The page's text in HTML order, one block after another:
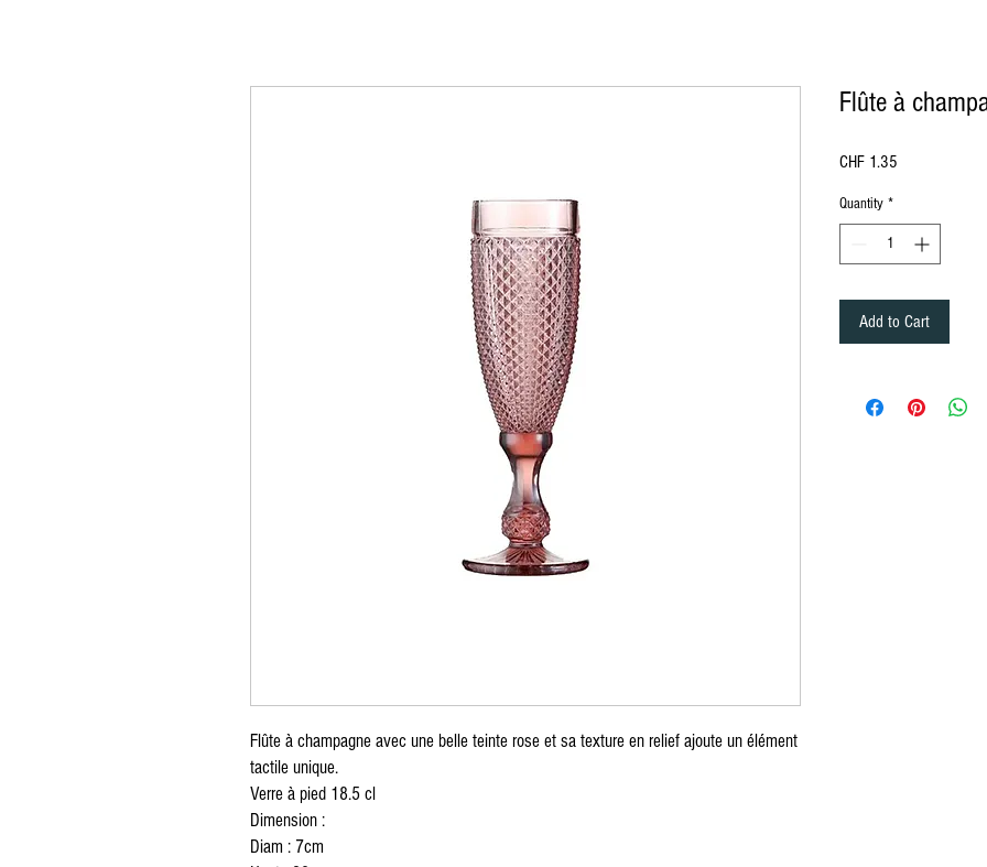
locations évènementielle Lausanne Berne Fribourg Zürich, location de mobilier à Lausanne Berne Fribourg Zürich
, location de chaise à Lausanne Berne Fribourg Zürich, location de
décorations Lausanne Berne Fribourg Zürich, Location de mobilier en Suisse, Location de mobilier Lausanne, Location de mobilier à Montreux, Location de mobilier à Zurich, Location de mobilier en Valais, Location
mobilier Nyon, Location de mobilier à Genève, Location de mobilier à Bern, Location de mobilier à Bale, Location de mobilier à Saint-Moritz, Location de mobilier à Davos, Location de mobilier Gstaad, Location de
mobilier à Vevey, Location de mobilier à Yverdon, Location de mobilier au Grison, Location de mobilier au Jura, Location de mobilier à Paris, Location de mobilier à Delémont, Location de mobilier Lausanne, Location
Intérieures, Location de mobilier Appenzell Rhodes-Extérieures, Location de mobilier Bâle-Campagne, Location de mobilier Liestal, Location de mobilier Fribourg, Location de mobilier Glaris, Location de mobilier
Location de mobilier Obwald, Location de mobilier Saint-Gall, Location de mobilier Schaffhouse, Location de mobilier Sarnen, Location de mobilier Stans, Location de mobilier Coire, Location de mobilier Liestal,
mobilier Schwytz, Location de mobilier Thurgovie, Location de mobilier Frauenfeld, Location de mobilier Tessin, Location de mobilier Bellinzone, Location de mobilier Uri, Location de mobilier Altdorf, Location de
Location de mobilier, Table Ronde, Table rectangulaire, Table Haute, Table Mange débout, Housse Mange débout, Nappe de table ronde, nappe de table carré, nappe de table rectangulaire, Chaise , Chaise Napoléon,
Mobilier baroque, Mobilier Vintage, Tapis rouge, exposition, conférence, évènement, séparation, cloison, chaise en bois, chaise en plexiglass, Miroir, Décoration de table, Mariage, Art de la table, décoration Gatsby,
Tabouret de bar, Chandelier, Vase, Luminaire, Photophore, coussin, couteau de table, fourchette de table, cuillère, Housse de Chaise, Serviette de table, Végétation, Totem, Stèle, Pipe and Dripe, Rideaux, paravent,
rental in Lausanne Bern Friborg Zürich, chair rental in Lausanne Bern Friborg Zürich, rental of furniture and chairs in Bern in Friborg in Zürich, rental of furniture and decorations Lausanne Berne Friborg Zürich,
furniture in Montreux, Rental of furniture in Zurich, Rental of furniture in Valais, Rental of furniture in Lausanne, Rental of furniture in Lucerne, Rental of furniture Nyon, Rental of furniture in Geneva, Rental of furniture
Rental of furniture in Davos, Rental of furniture Gstaad, Rental of furniture in Verbier, Rental of furniture in Crans Montana, Rental of furniture in Vevey, Furniture rental in Yverdon, Furniture rental in Grison, Furniture
Furniture rental Lausanne, Furniture rental Aargau, Furniture rental Appenzell Innerrhoden, Appenzell Ausserrhoden furniture rental, Basel-Country furniture rental, Liestal furniture rental, Friborg furniture rental,
furniture in Neuchâtel, Rental of furniture in Nidwalden, Rental of furniture in Obwalden, Rental of furniture in St. Gallen, Rental of furniture in Schaffhausen, Rental of furniture in Sarnen, Rental of furniture in Stans,
Herisau, Rental of furniture Solothurn, Rental of furniture Schwyz, Rental of furniture Thurgau, Rental of furniture Frauenfeld, Rental of furniture Ticino, Rental of furniture Bellinzona, Rental of furniture Uri, Rental of
Zug furniture rental, Furniture rental, Round Table, Rectangular Table, High Table, Table Mange débout, Table cover, Round tablecloth, square tablecloth, rectangular tablecloth, Chair, Napoleon Chair, Chiavari Chair,
Red carpet, exhibition, conference, event, separation, partition, wooden chair, plexiglass chair, Mirror, Table decoration, Wedding, Tableware, Gatsby decoration, decoration, decor, Armchair , Light furniture, Wine
cushion, table knife, table fork, spoon, Chair cover, Napkin, Vegetation, Totem, Stele, Pipe and Dripe, Curtains, screen,
Möbelverleih, Eventverleih Lausanne Bern Freiburg Zürich, Möbelverleih in Lausanne Bern Freiburg Zürich, Stuhlverleih in Lausanne Bern Freiburg Zürich, Vermietung von Möbeln und Stühlen in Bern in Freiburg in
Freiburg Zürich, Vermietung von Möbeln in der Schweiz, Vermietung von Möbeln in Lausanne, Vermietung von Möbeln in Montreux, Vermietung von Möbeln in Zürich, Vermietung von Möbeln im Wallis, Vermietung
Flûte à champagne avec une belle teinte rose et sa texture en relief ajoute un élément
tactile unique.
Verre à pied 18.5 cl
Dimension :
Diam : 7cm
Flûte à
CHF 1.35
Quantity *
Add to Cart